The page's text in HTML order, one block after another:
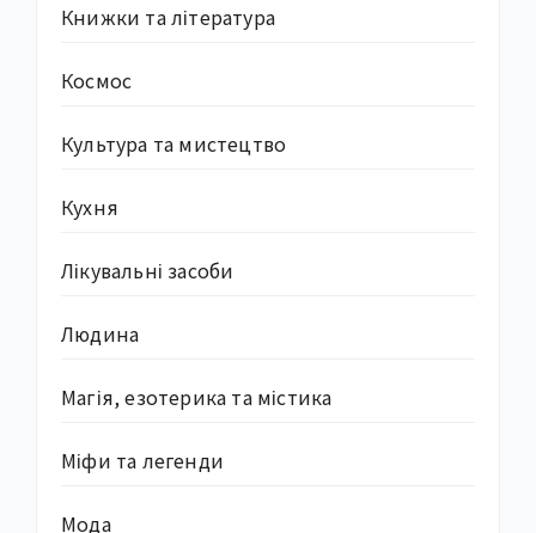
Книжки та література
Космос
Культура та мистецтво
Кухня
Лікувальні засоби
Людина
Магія, езотерика та містика
Міфи та легенди
Мода